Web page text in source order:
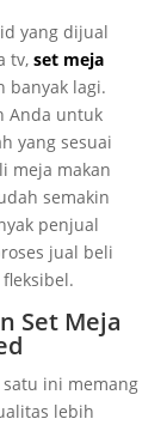
yang dijual
tv,set meja
banyak lagi.
Anda untuk
yang sesuai
meja makan
semakin
penjual
jual beli
Set Meja
ini memang
lebih